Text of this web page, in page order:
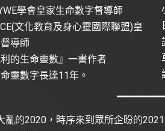
學會皇家生命數字督導師
文化教育及身心靈國際聯盟)皇
導師
的生命靈數』一書作者
靈數字長達11年。
亂的2020，時序來到眾所企盼的